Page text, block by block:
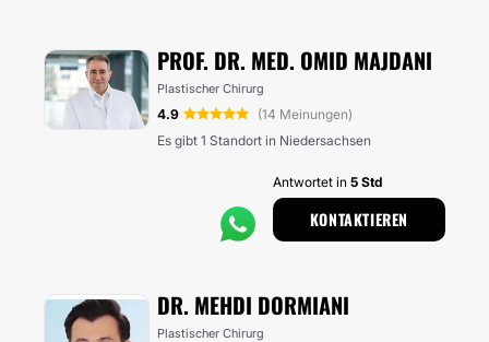
PROF. DR. MED. OMID MAJDANI
Plastischer Chirurg
4.9
(14 Meinungen)
Es gibt 1 Standort in Niedersachsen
Antwortet in 5 Std
KONTAKTIEREN
DR. MEHDI DORMIANI
Plastischer Chirurg